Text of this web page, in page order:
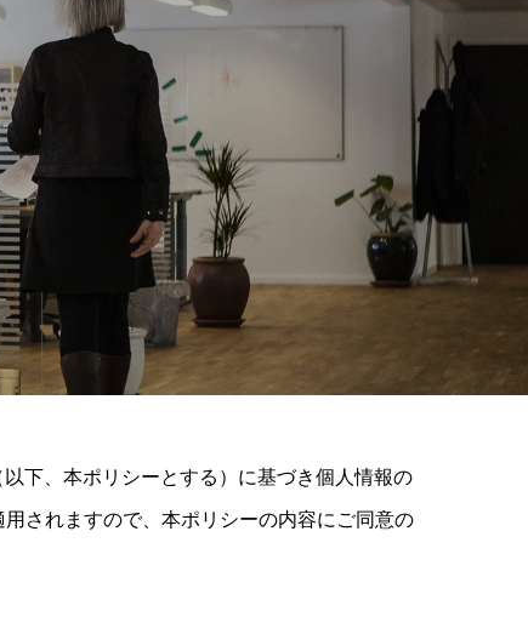
下、本ポリシーとする）に基づき個人情報の
されますので、本ポリシーの内容にご同意の